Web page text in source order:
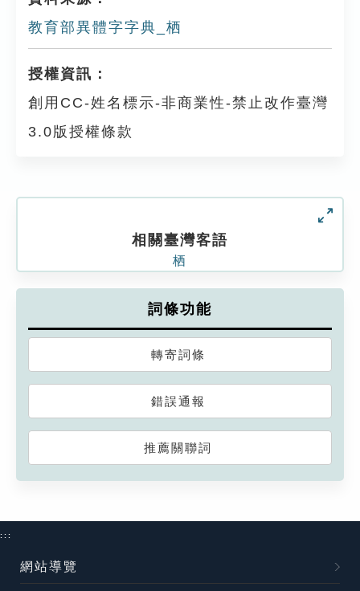
教育部異體字字典_栖
授權資訊：
創用CC-姓名標示-非商業性-禁止改作臺灣
3.0版授權條款
相關臺灣客語
栖
詞條功能
轉寄詞條
錯誤通報
推薦關聯詞
:::
網站導覽